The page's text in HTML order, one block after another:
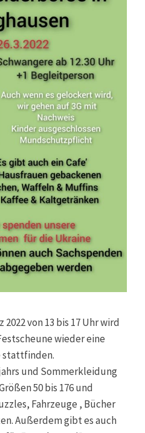
2022 von 13 bis 17 Uhr wird
wieder eine
stattfinden.
und Sommerkleidung
50 bis 176 und
Fahrzeuge , Bücher
Außerdem gibt es auch